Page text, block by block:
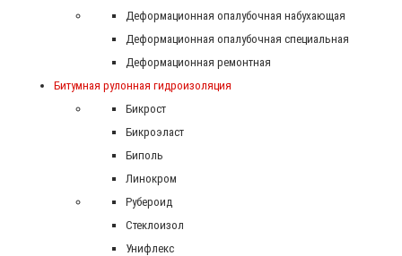
Деформационная опалубочная набухающая
Деформационная опалубочная специальная
Деформационная ремонтная
Битумная рулонная гидроизоляция
Бикрост
Бикроэласт
Биполь
Линокром
Рубероид
Стеклоизол
Унифлекс